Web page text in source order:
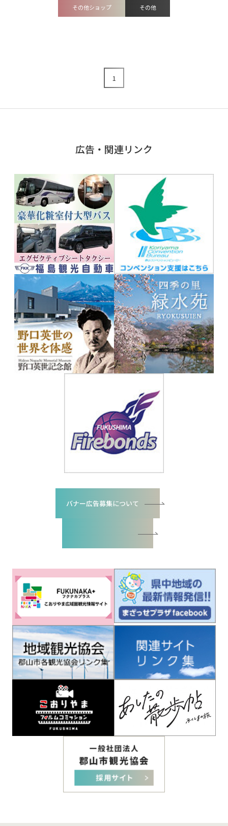
その他ショップ その他
1
広告・関連リンク
バナー広告募集について